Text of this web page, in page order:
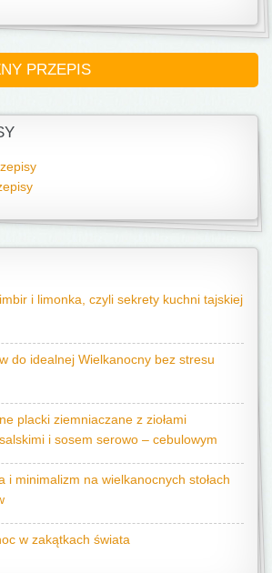
PRZEPIS
i limonka, czyli sekrety kuchni tajskiej
do idealnej Wielkanocny bez stresu
placki ziemniaczane z ziołami
i sosem serowo – cebulowym
i minimalizm na wielkanocnych stołach
w zakątkach świata